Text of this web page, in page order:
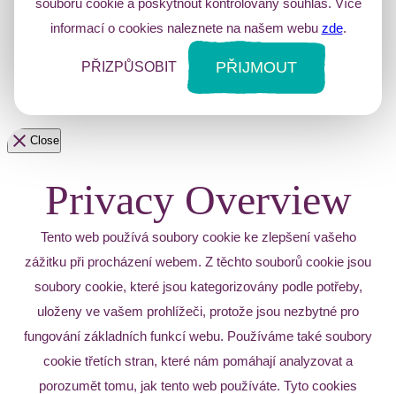
souborů cookie a poskytnout kontrolovaný souhlas. Více
informací o cookies naleznete na našem webu zde.
PŘIZPŮSOBIT PŘIJMOUT
Close
Privacy Overview
Tento web používá soubory cookie ke zlepšení vašeho
zážitku při procházení webem. Z těchto souborů cookie jsou
soubory cookie, které jsou kategorizovány podle potřeby,
uloženy ve vašem prohlížeči, protože jsou nezbytné pro
fungování základních funkcí webu. Používáme také soubory
cookie třetích stran, které nám pomáhají analyzovat a
porozumět tomu, jak tento web používáte. Tyto cookies